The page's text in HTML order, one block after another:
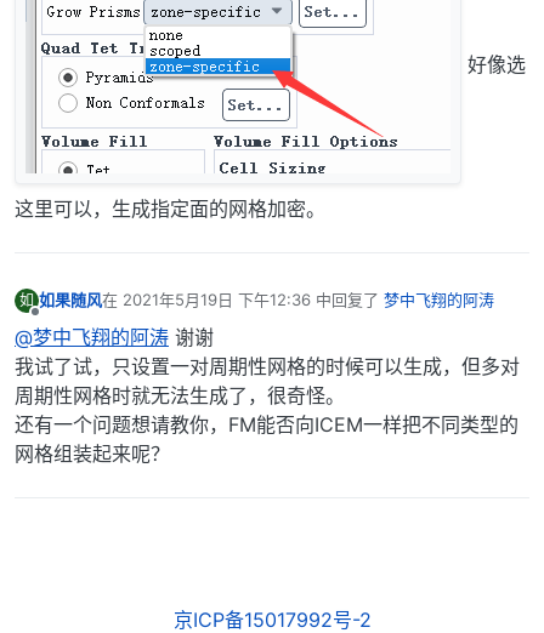
好像选
这里可以，生成指定面的网格加密。
如
离线
如果随风在 2021年5月19日 下午12:36 中回复了 梦中飞翔的阿涛
最后由 编辑
@梦中飞翔的阿涛 谢谢
我试了试，只设置一对周期性网格的时候可以生成，但多对
周期性网格时就无法生成了，很奇怪。
还有一个问题想请教你，FM能否向ICEM一样把不同类型的
网格组装起来呢？
京ICP备15017992号-2